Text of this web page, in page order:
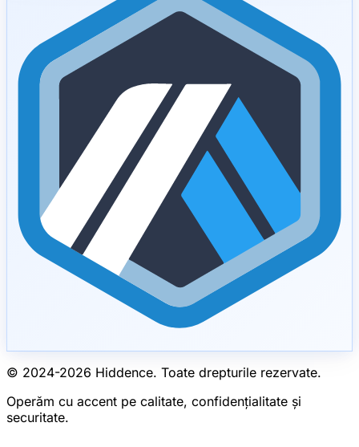
© 2024-2026 Hiddence. Toate drepturile rezervate.
Operăm cu accent pe calitate, confidențialitate și
securitate.